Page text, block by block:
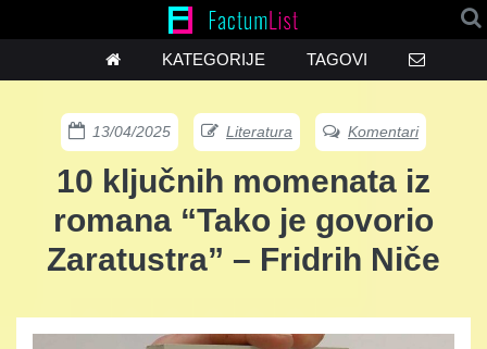
KATEGORIJE TAGOVI
13/04/2025 Literatura Komentari
10 ključnih momenata iz
romana “Tako je govorio
Zaratustra” – Fridrih Niče